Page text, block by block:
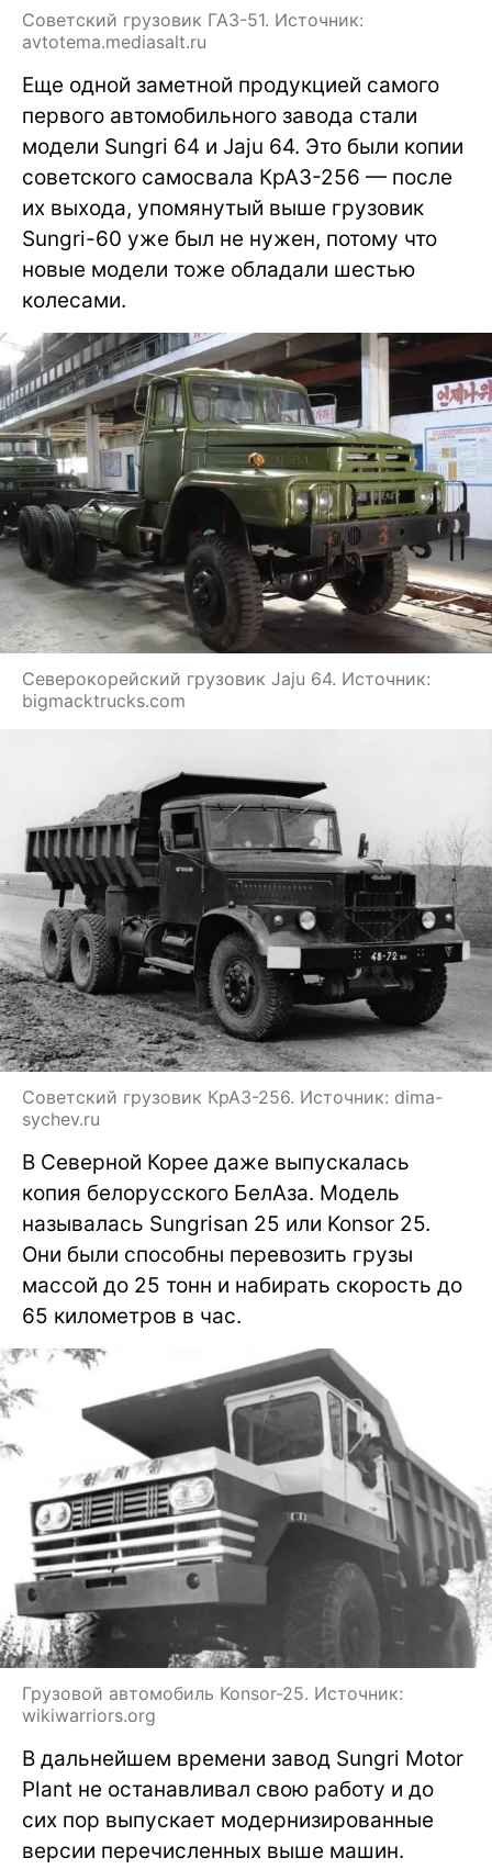
Советский грузовик ГАЗ-51. Источник:
avtotema.mediasalt.ru
Еще одной заметной продукцией самого
первого автомобильного завода стали
модели Sungri 64 и Jaju 64. Это были копии
советского самосвала КрАЗ-256 — после
их выхода, упомянутый выше грузовик
Sungri-60 уже был не нужен, потому что
новые модели тоже обладали шестью
колесами.
Северокорейский грузовик Jaju 64. Источник:
bigmacktrucks.com
Советский грузовик КрАЗ-256. Источник: dima-
sychev.ru
В Северной Корее даже выпускалась
копия белорусского БелАза. Модель
называлась Sungrisan 25 или Konsor 25.
Они были способны перевозить грузы
массой до 25 тонн и набирать скорость до
65 километров в час.
Грузовой автомобиль Konsor-25. Источник:
wikiwarriors.org
В дальнейшем времени завод Sungri Motor
Plant не останавливал свою работу и до
сих пор выпускает модернизированные
версии перечисленных выше машин.